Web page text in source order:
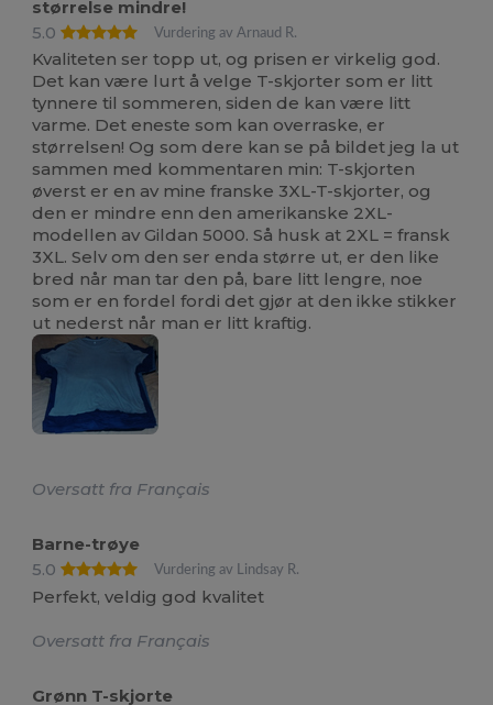
størrelse mindre!
5.0
Vurdering av Arnaud R.
Kvaliteten ser topp ut, og prisen er virkelig god.
Det kan være lurt å velge T-skjorter som er litt
tynnere til sommeren, siden de kan være litt
varme. Det eneste som kan overraske, er
størrelsen! Og som dere kan se på bildet jeg la ut
sammen med kommentaren min: T-skjorten
øverst er en av mine franske 3XL-T-skjorter, og
den er mindre enn den amerikanske 2XL-
modellen av Gildan 5000. Så husk at 2XL = fransk
3XL. Selv om den ser enda større ut, er den like
bred når man tar den på, bare litt lengre, noe
som er en fordel fordi det gjør at den ikke stikker
ut nederst når man er litt kraftig.
Oversatt fra Français
Barne-trøye
5.0
Vurdering av Lindsay R.
Perfekt, veldig god kvalitet
Oversatt fra Français
Grønn T-skjorte